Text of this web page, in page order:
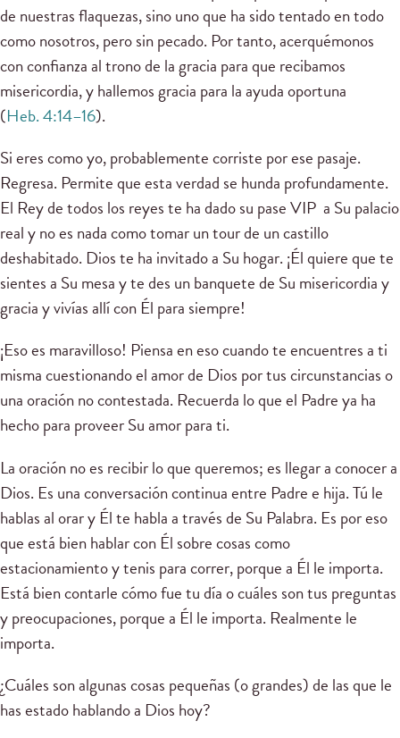
de nuestras flaquezas, sino uno que ha sido tentado en todo
como nosotros, pero sin pecado. Por tanto, acerquémonos
con confianza al trono de la gracia para que recibamos
misericordia, y hallemos gracia para la ayuda oportuna
(Heb. 4:14–16).
Si eres como yo, probablemente corriste por ese pasaje.
Regresa. Permite que esta verdad se hunda profundamente.
El Rey de todos los reyes te ha dado su pase VIP a Su palacio
real y no es nada como tomar un tour de un castillo
deshabitado. Dios te ha invitado a Su hogar. ¡Él quiere que te
sientes a Su mesa y te des un banquete de Su misericordia y
gracia y vivías allí con Él para siempre!
¡Eso es maravilloso! Piensa en eso cuando te encuentres a ti
misma cuestionando el amor de Dios por tus circunstancias o
una oración no contestada. Recuerda lo que el Padre ya ha
hecho para proveer Su amor para ti.
La oración no es recibir lo que queremos; es llegar a conocer a
Dios. Es una conversación continua entre Padre e hija. Tú le
hablas al orar y Él te habla a través de Su Palabra. Es por eso
que está bien hablar con Él sobre cosas como
estacionamiento y tenis para correr, porque a Él le importa.
Está bien contarle cómo fue tu día o cuáles son tus preguntas
y preocupaciones, porque a Él le importa. Realmente le
importa.
¿Cuáles son algunas cosas pequeñas (o grandes) de las que le
has estado hablando a Dios hoy?